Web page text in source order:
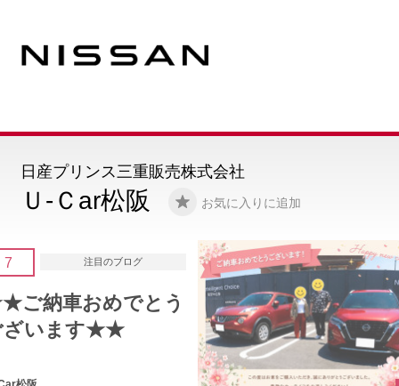
Ｕ-Ｃar松阪 お気に入りに追加
日産プリンス三重販売株式会社
注目のブログ
★★ご納車おめでとう
ございます★★